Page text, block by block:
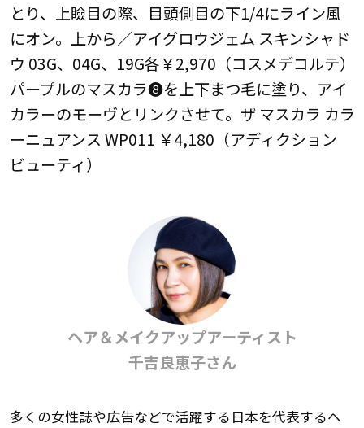
とり、上瞼目の際、目頭側目の下1/4にライン風
にオン。上から／アイグロウジェム スキンシャド
ウ 03G、04G、19G各￥2,970（コスメデコルテ）
パープルのマスカラ❽を上下まつ毛に塗り、アイ
カラーのモーヴとリンクさせて。ザ マスカラ カラ
ーニュアンス WP011 ￥4,180（アディクション
ビューティ）
ヘア＆メイクアップアーティスト
千吉良恵子さん
多くの女性誌や広告などで活躍する日本を代表するヘ